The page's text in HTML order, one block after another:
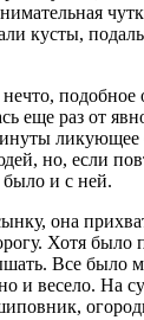
кусты,
подобное
еще раз от
ликующее
но, если
и с ней.
она
Хотя было
Все было
и весело. На